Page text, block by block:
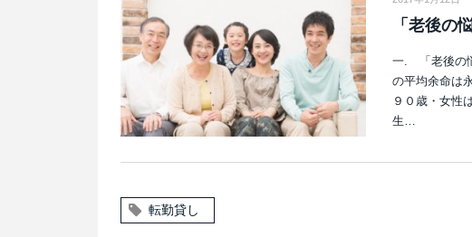
「老後の
一. 「老後の
の平均余命は
９０歳・女性
生…
転勤貸し